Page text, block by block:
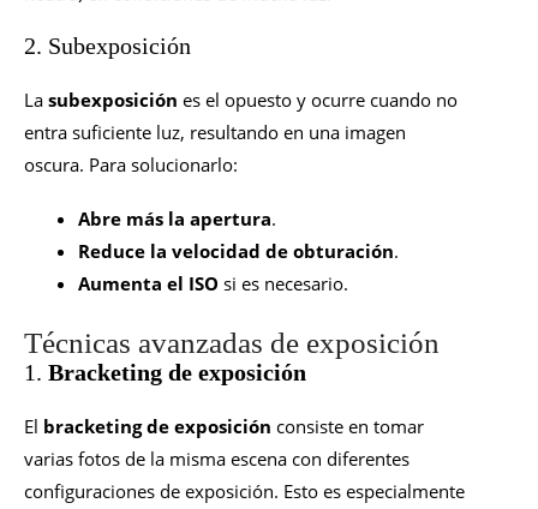
2. Subexposición
La subexposición es el opuesto y ocurre cuando no
entra suficiente luz, resultando en una imagen
oscura. Para solucionarlo:
Abre más la apertura.
Reduce la velocidad de obturación.
Aumenta el ISO si es necesario.
Técnicas avanzadas de exposición
1. Bracketing de exposición
El bracketing de exposición consiste en tomar
varias fotos de la misma escena con diferentes
configuraciones de exposición. Esto es especialmente